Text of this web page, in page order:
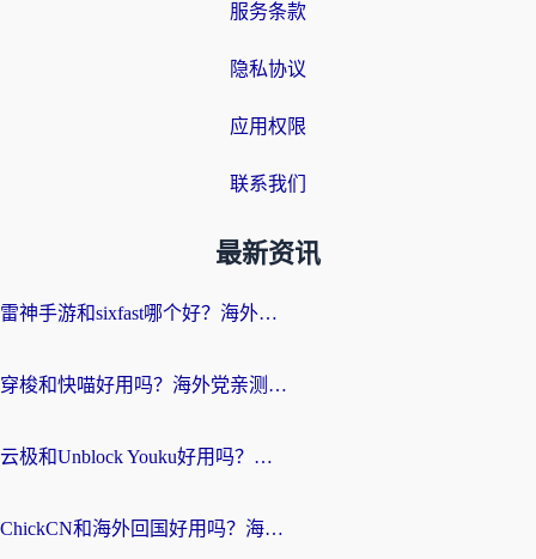
服务条款
隐私协议
应用权限
联系我们
最新资讯
雷神手游和sixfast哪个好？海外党亲测3款回国加速器，教你选对不踩坑
穿梭和快喵好用吗？海外党亲测：小众加速器对比+番茄加速器深度体验
云极和Unblock Youku好用吗？海外党亲测+2026回国加速器避坑指南
ChickCN和海外回国好用吗？海外党2026亲测：从手游到影音，选对加速器的3个关键